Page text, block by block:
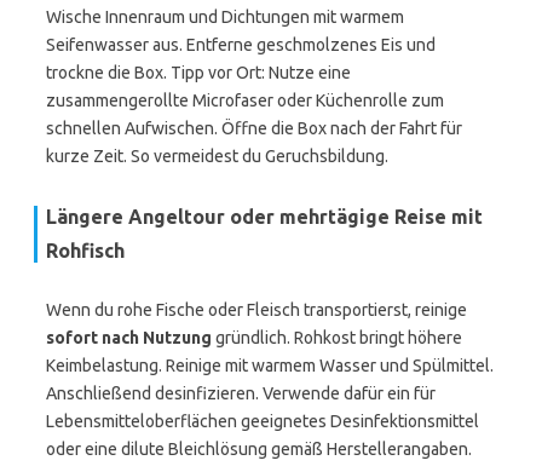
Wische Innenraum und Dichtungen mit warmem
Seifenwasser aus. Entferne geschmolzenes Eis und
trockne die Box. Tipp vor Ort: Nutze eine
zusammengerollte Microfaser oder Küchenrolle zum
schnellen Aufwischen. Öffne die Box nach der Fahrt für
kurze Zeit. So vermeidest du Geruchsbildung.
Längere Angeltour oder mehrtägige Reise mit
Rohfisch
Wenn du rohe Fische oder Fleisch transportierst, reinige
sofort nach Nutzung gründlich. Rohkost bringt höhere
Keimbelastung. Reinige mit warmem Wasser und Spülmittel.
Anschließend desinfizieren. Verwende dafür ein für
Lebensmitteloberflächen geeignetes Desinfektionsmittel
oder eine dilute Bleichlösung gemäß Herstellerangaben.